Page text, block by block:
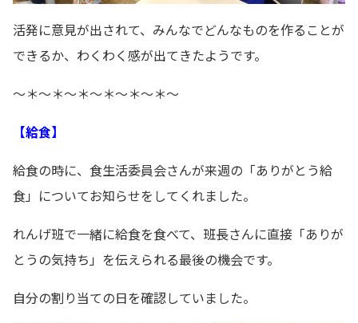
活発に意見が出されて、みんなでどんなものを作ることが
できるか、わくわく感が出てきたようです。
～＊～＊～＊～＊～＊～＊～
【給食】
給食の時に、食生活委員会さんが来週の「ありがとう給
食」についてお知らせをしてくれました。
れんげ班で一緒に給食を食べて、班長さんに直接「ありが
とうの気持ち」を伝えられる最後の機会です。
自分の割り当ての日を確認していました。